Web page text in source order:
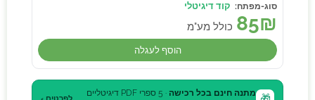
קוד דיגיטלי
85₪ כולל מע"מ
הוסף לעגלה
מתנה חינם בכל רכישה
· 5 ספרי PDF דיגיטליים